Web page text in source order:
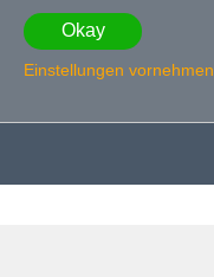
Okay
Einstellungen vornehmen